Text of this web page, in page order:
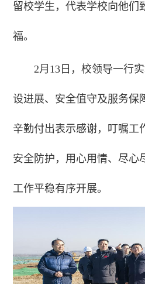
留校学生，代表学校向他们
福。
2月13日，校领导一行
设进展、安全值守及服务保
辛勤付出表示感谢，叮嘱工
安全防护，用心用情、尽心
工作平稳有序开展。